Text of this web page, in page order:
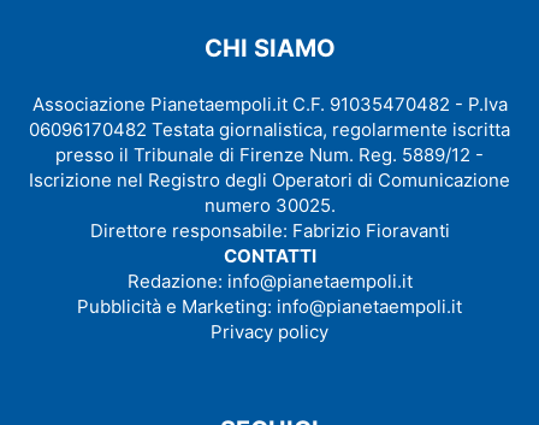
CHI SIAMO
Associazione Pianetaempoli.it C.F. 91035470482 - P.Iva
06096170482 Testata giornalistica, regolarmente iscritta
presso il Tribunale di Firenze Num. Reg. 5889/12 -
Iscrizione nel Registro degli Operatori di Comunicazione
numero 30025.
Direttore responsabile: Fabrizio Fioravanti
CONTATTI
Redazione: info@pianetaempoli.it
Pubblicità e Marketing: info@pianetaempoli.it
Privacy policy